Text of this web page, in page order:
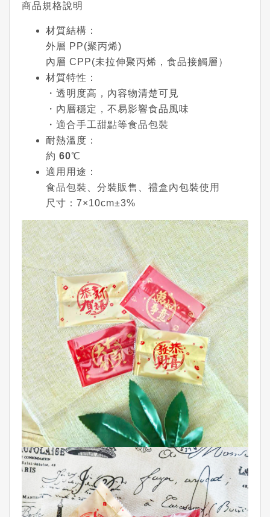
商品規格說明
材質結構 ：
外層 PP(聚丙烯)
內層 CPP(未拉伸聚丙烯，食品接觸層）
材質特性 ：
・透明度高，內容物清楚可見
・內層穩定，不易影響食品風味
・適合手工甜點等食品包裝
耐熱溫度 ：
約 60℃
適用用途 ：
食品包裝、分裝販售、禮盒內包裝使用
尺寸 ：7×10cm±3%